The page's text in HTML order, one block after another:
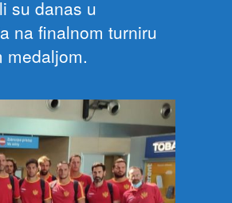
su danas u
na finalnom turniru
medaljom.